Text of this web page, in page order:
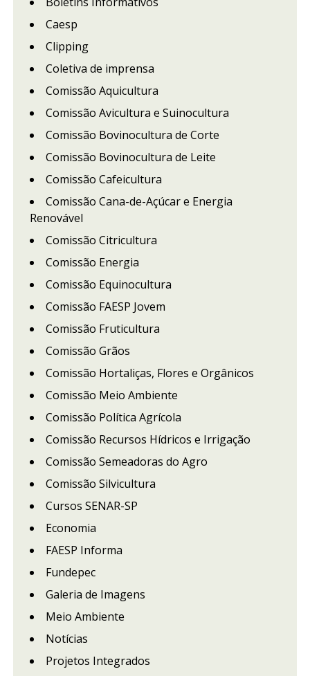
Caesp
Clipping
Coletiva de imprensa
Comissão Aquicultura
Comissão Avicultura e Suinocultura
Comissão Bovinocultura de Corte
Comissão Bovinocultura de Leite
Comissão Cafeicultura
Comissão Cana-de-Açúcar e Energia
Renovável
Comissão Citricultura
Comissão Energia
Comissão Equinocultura
Comissão FAESP Jovem
Comissão Fruticultura
Comissão Grãos
Comissão Hortaliças, Flores e Orgânicos
Comissão Meio Ambiente
Comissão Política Agrícola
Comissão Recursos Hídricos e Irrigação
Comissão Semeadoras do Agro
Comissão Silvicultura
Cursos SENAR-SP
Economia
FAESP Informa
Fundepec
Galeria de Imagens
Meio Ambiente
Notícias
Projetos Integrados